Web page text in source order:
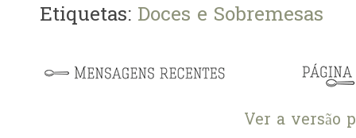
Etiquetas: Doces e Sobremesas
Ver a versão